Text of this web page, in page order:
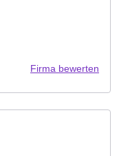
Firma bewerten